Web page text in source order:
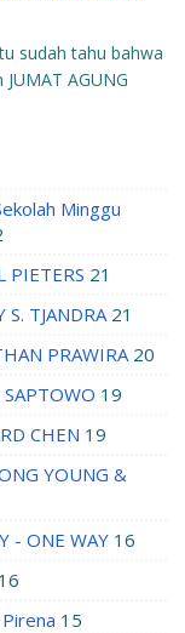
sudah tahu bahwa
AGUNG
Minggu
PIETERS 21
S. TJANDRA 21
PRAWIRA 20
19
CHEN 19
YOUNG &
- ONE WAY 16
16
15